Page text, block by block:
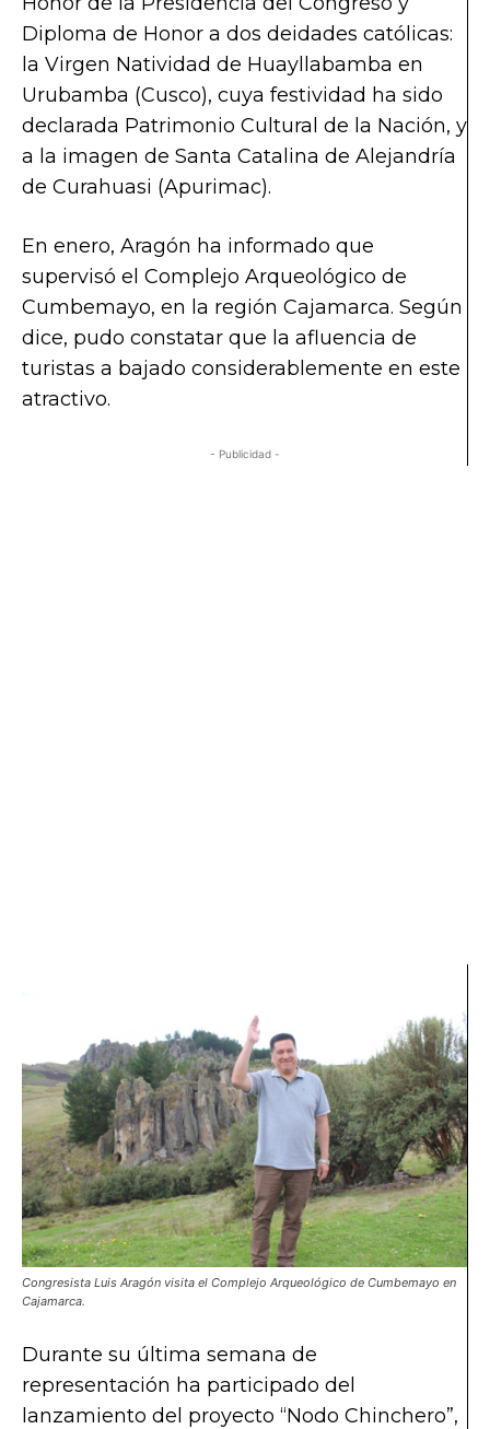
Diploma de Honor a dos deidades católicas:
la Virgen Natividad de Huayllabamba en
Urubamba (Cusco), cuya festividad ha sido
declarada Patrimonio Cultural de la Nación, y
a la imagen de Santa Catalina de Alejandría
de Curahuasi (Apurimac).
En enero, Aragón ha informado que
supervisó el Complejo Arqueológico de
Cumbemayo, en la región Cajamarca. Según
dice, pudo constatar que la afluencia de
turistas a bajado considerablemente en este
atractivo.
- Publicidad -
Congresista Luis Aragón visita el Complejo Arqueológico de Cumbemayo en
Cajamarca.
Durante su última semana de
representación ha participado del
lanzamiento del proyecto “Nodo Chinchero”,